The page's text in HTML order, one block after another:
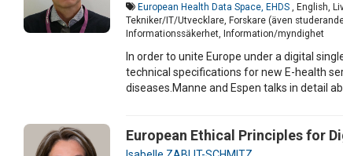
European Health Data Space, EHDS , English,
Tekniker/IT/Utvecklare, Forskare (även
Informationssäkerhet, Information/myndighet
In order to unite Europe under a digital
technical specifications for new E-health
diseases.Manne and Espen talks in detail
European Ethical Principles for